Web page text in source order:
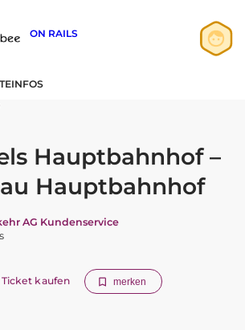
ON RAILS
INFOS
Hauptbahnhof –
Hauptbahnhof
AG Kundenservice
Ticket kaufen merken